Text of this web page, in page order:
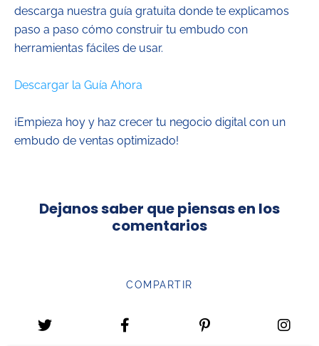
descarga nuestra guía gratuita donde te explicamos
paso a paso cómo construir tu embudo con
herramientas fáciles de usar.
Descargar la Guía Ahora
¡Empieza hoy y haz crecer tu negocio digital con un
embudo de ventas optimizado!
Dejanos saber que piensas en los
comentarios
COMPARTIR